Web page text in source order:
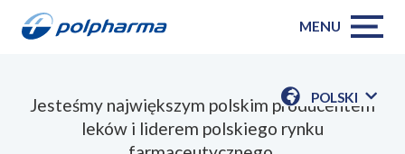
MENU
POLSKI
POKAŻ
Jesteśmy największym polskim producentem
leków i liderem polskiego rynku